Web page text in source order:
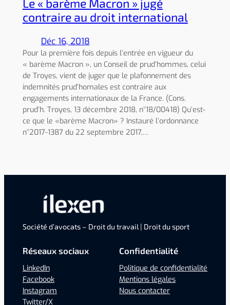
Le « barème Macron » jugé
contraire au droit international
Déc 16, 2018
Pour la première fois depuis l’entrée en vigueur du
« barème Macron », un Conseil de prud’hommes, celui
de Troyes, vient de juger que le plafonnement des
indemnités prud’homales est contraire aux
engagements internationaux de la France. (Cons.
prud’h. Troyes, 13 décembre 2018, n°18/00418) Qu’est-
ce que le «barème Macron» ? Instauré l’ordonnance
n°2017-1387 du 22 septembre 2017,…
Société d’avocats – Droit du travail | Droit du sport
Réseaux sociaux
LinkedIn
Facebook
Instagram
Twitter/X
Confidentialité
Politique de confidentialité
Mentions légales
Nous contacter